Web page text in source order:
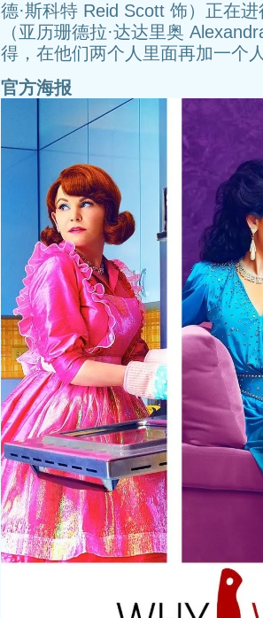
德·斯科特 Reid Scott 饰）正在
（亚历珊德拉·达达里奥
得，在他们两个人里面再加一个
官方海报